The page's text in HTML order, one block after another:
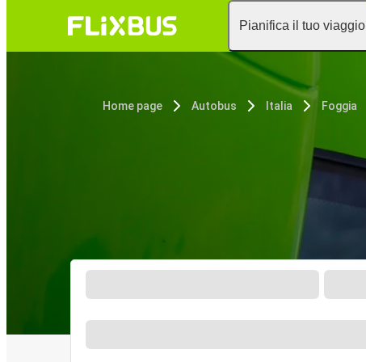
Pianifica il tuo viaggio
Home page Autobus Italia Foggia